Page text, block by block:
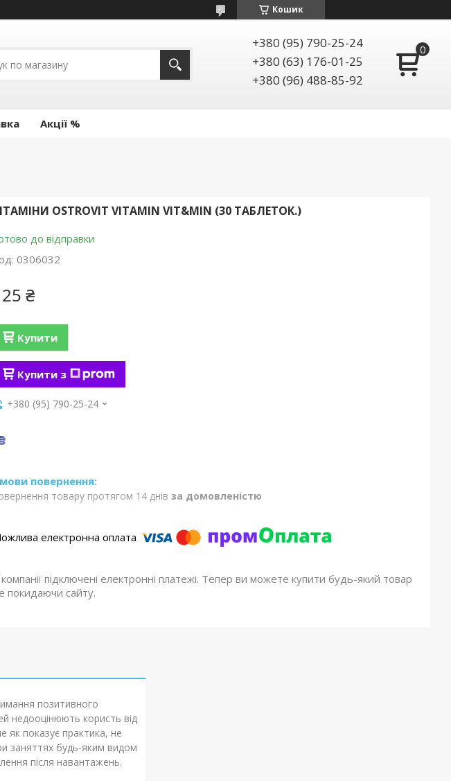
Кошик
+380 (95) 790-25-24
+380 (63) 176-01-25
+380 (96) 488-85-92
Акції %
OSTROVIT VITAMIN VIT&MIN (30 ТАБЛЕТОК.)
до відправки
0306032
₴
Купити
Купити з
+380 (95) 790-25-24
товару протягом 14 днів за домовленістю
підключені електронні платежі. Тепер ви можете купити будь-який товар
покидаючи сайту.
позитивного
недооцінюють користь від
як показує практика, не
заняттях будь-яким видом
після навантажень.